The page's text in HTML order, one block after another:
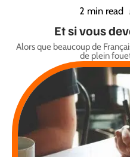
2 min read
Et si vous
Alors que beaucoup de
de plein